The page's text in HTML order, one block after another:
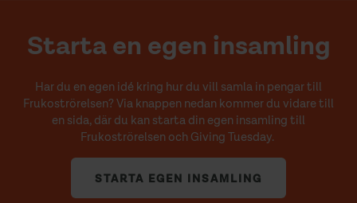
Starta en egen insamling
Har du en egen idé kring hur du vill samla in pengar till
Frukoströrelsen? Via knappen nedan kommer du vidare till
en sida, där du kan starta din egen insamling till
Frukoströrelsen och Giving Tuesday.
STARTA EGEN INSAMLING